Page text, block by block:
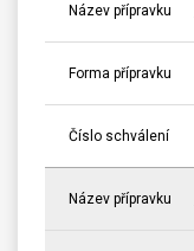
Název přípravku
Forma přípravku
Číslo schválení
Název přípravku